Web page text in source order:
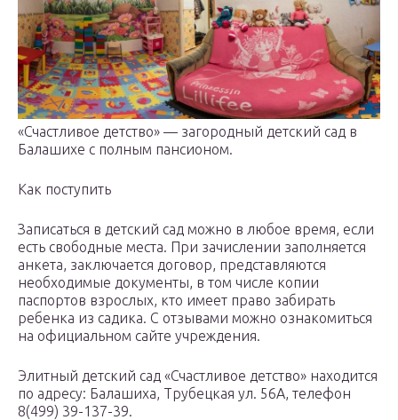
«Счастливое детство» — загородный детский сад в
Балашихе с полным пансионом.
Как поступить
Записаться в детский сад можно в любое время, если
есть свободные места. При зачислении заполняется
анкета, заключается договор, представляются
необходимые документы, в том числе копии
паспортов взрослых, кто имеет право забирать
ребенка из садика. С отзывами можно ознакомиться
на официальном сайте учреждения.
Элитный детский сад «Счастливое детство» находится
по адресу: Балашиха, Трубецкая ул. 56А, телефон
8(499) 39-137-39.